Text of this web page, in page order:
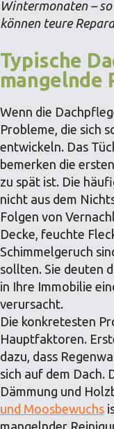
Wintermonaten – so
können teure
Typische
mangelnde
Wenn die
Probleme, die sich
entwickeln. Das
bemerken die
zu spät ist. Die
nicht aus dem
Folgen von
Decke, feuchte
Schimmelgeruch
sollten. Sie deuten
in Ihre Immobilie
verursacht.
Die konkretesten
Hauptfaktoren.
dazu, dass
sich auf dem Dach.
Dämmung und
und Moosbewuchs
mangelnder